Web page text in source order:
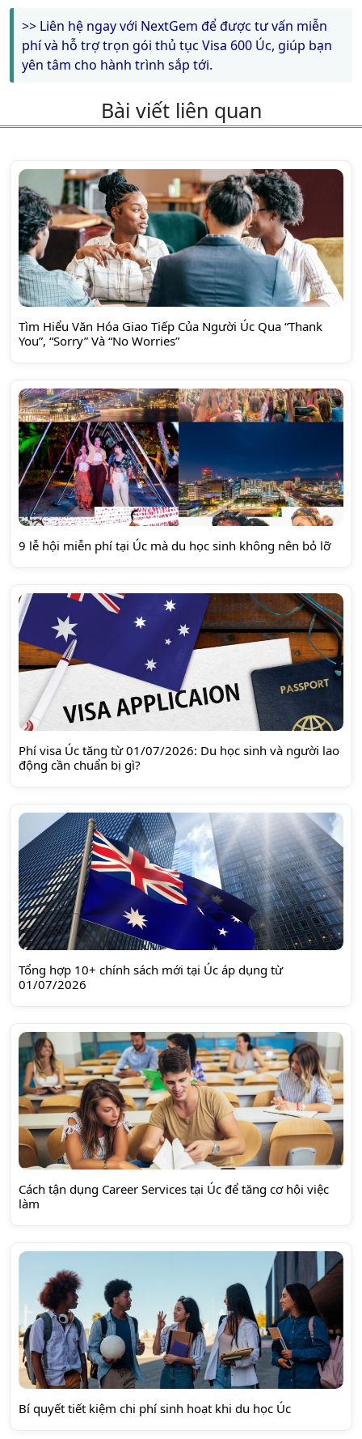
>> Liên hệ ngay với NextGem để được tư vấn miễn
phí và hỗ trợ trọn gói thủ tục Visa 600 Úc, giúp bạn
yên tâm cho hành trình sắp tới.
Bài viết liên quan
Tìm Hiểu Văn Hóa Giao Tiếp Của Người Úc Qua “Thank
You”, “Sorry” Và “No Worries”
9 lễ hội miễn phí tại Úc mà du học sinh không nên bỏ lỡ
Phí visa Úc tăng từ 01/07/2026: Du học sinh và người lao
động cần chuẩn bị gì?
Tổng hợp 10+ chính sách mới tại Úc áp dụng từ
01/07/2026
Cách tận dụng Career Services tại Úc để tăng cơ hội việc
làm
Bí quyết tiết kiệm chi phí sinh hoạt khi du học Úc